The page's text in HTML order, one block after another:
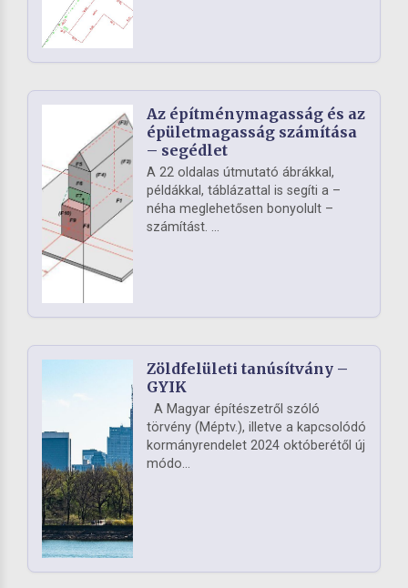
Az építménymagasság és az
épületmagasság számítása
– segédlet
A 22 oldalas útmutató ábrákkal,
példákkal, táblázattal is segíti a –
néha meglehetősen bonyolult –
számítást. ...
Zöldfelületi tanúsítvány –
GYIK
A Magyar építészetről szóló
törvény (Méptv.), illetve a kapcsolódó
kormányrendelet 2024 októberétől új
módo...